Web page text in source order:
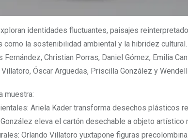
identidades fluctuantes, paisajes
la sostenibilidad ambiental y la hibridez
Fernández, Christian Porras, Daniel Gómez, Emilia
Óscar Arguedas, Priscilla González y Wendell
muestra:
Ariela Kader transforma desechos plásticos
eleva el cartón desechable a objeto artístico
Orlando Villatoro yuxtapone figuras